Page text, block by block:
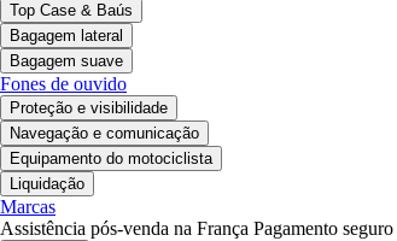
Top Case & Baús
Bagagem lateral
Bagagem suave
Fones de ouvido
Proteção e visibilidade
Navegação e comunicação
Equipamento do motociclista
Liquidação
Marcas
Assistência pós-venda na França Pagamento seguro